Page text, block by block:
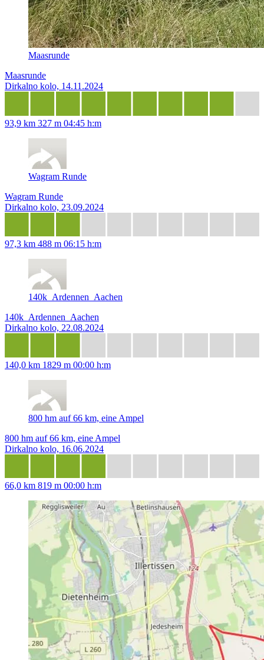
Maasrunde
Maasrunde
Dirkalno kolo, 14.11.2024
93,9 km 327 m 04:45 h:m
Wagram Runde
Wagram Runde
Dirkalno kolo, 23.09.2024
97,3 km 488 m 06:15 h:m
140k_Ardennen_Aachen
140k_Ardennen_Aachen
Dirkalno kolo, 22.08.2024
140,0 km 1829 m 00:00 h:m
800 hm auf 66 km, eine Ampel
800 hm auf 66 km, eine Ampel
Dirkalno kolo, 16.06.2024
66,0 km 819 m 00:00 h:m